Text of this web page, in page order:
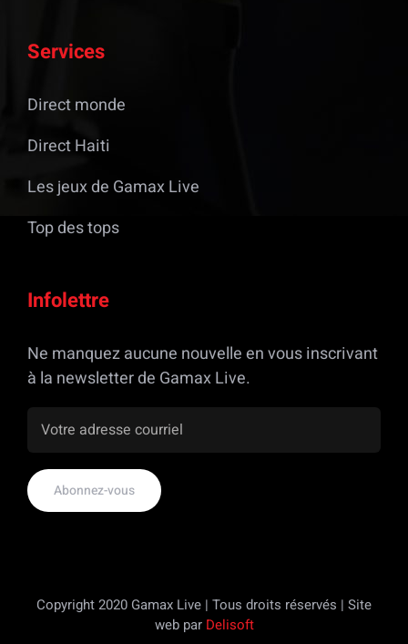
Services
Direct monde
Direct Haiti
Les jeux de Gamax Live
Top des tops
Infolettre
Ne manquez aucune nouvelle en vous inscrivant
à la newsletter de Gamax Live.
Copyright 2020 Gamax Live | Tous droits réservés | Site
web par Delisoft